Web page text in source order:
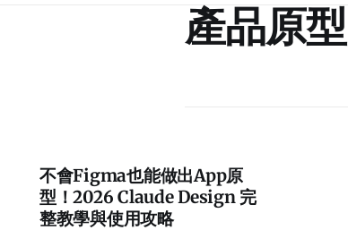
產品原型
不會Figma也能做出App原
型！2026 Claude Design 完
整教學與使用攻略